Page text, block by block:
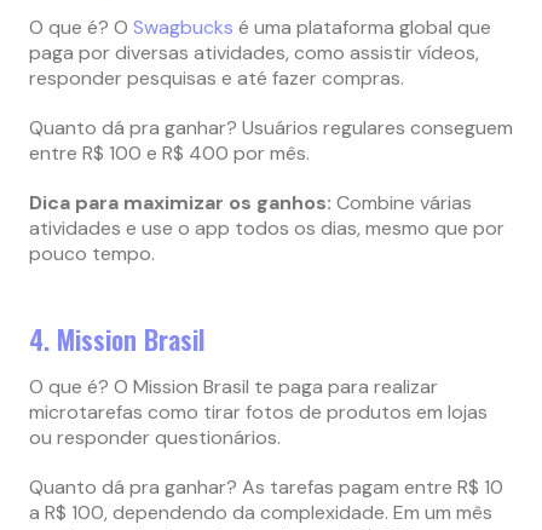
O que é? O Swagbucks é uma plataforma global que
paga por diversas atividades, como assistir vídeos,
responder pesquisas e até fazer compras.
Quanto dá pra ganhar? Usuários regulares conseguem
entre R$ 100 e R$ 400 por mês.
Dica para maximizar os ganhos: Combine várias
atividades e use o app todos os dias, mesmo que por
pouco tempo.
4. Mission Brasil
O que é? O Mission Brasil te paga para realizar
microtarefas como tirar fotos de produtos em lojas
ou responder questionários.
Quanto dá pra ganhar? As tarefas pagam entre R$ 10
a R$ 100, dependendo da complexidade. Em um mês